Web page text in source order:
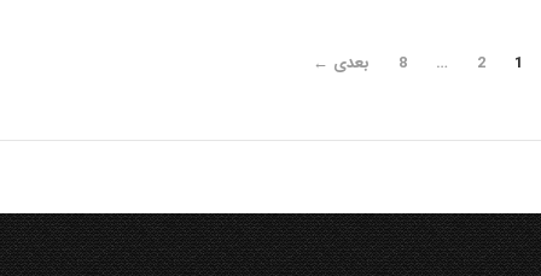
1
2
…
8 بعدی ←